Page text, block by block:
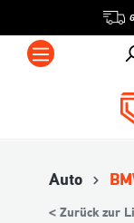
Auto
< Zurück zur